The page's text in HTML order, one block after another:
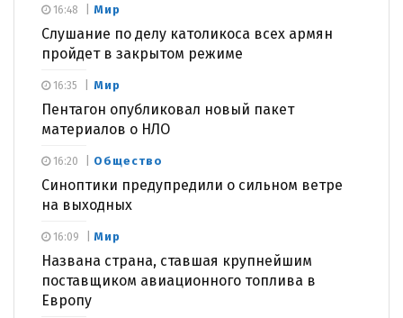
Мир
Слушание по делу католикоса всех армян
пройдет в закрытом режиме
16:48
Мир
Пентагон опубликовал новый пакет
материалов о НЛО
16:35
Общество
Синоптики предупредили о сильном ветре
на выходных
16:20
Мир
Названа страна, ставшая крупнейшим
поставщиком авиационного топлива в
Европу
16:09